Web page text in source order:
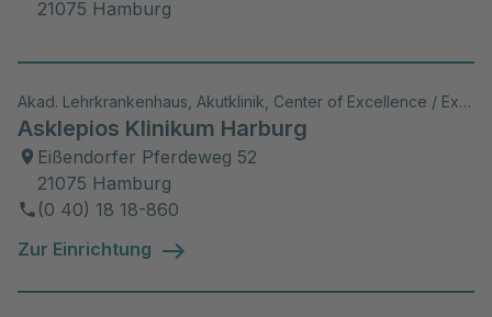
21075 Hamburg
Akad. Lehrkrankenhaus, Akutklinik, Center of Excellence / Exzellenzzentrum, Psychosomatik/Psychiatrie
Asklepios Klinikum Harburg
Eißendorfer Pferdeweg 52
21075 Hamburg
(0 40) 18 18-860
Zur Einrichtung